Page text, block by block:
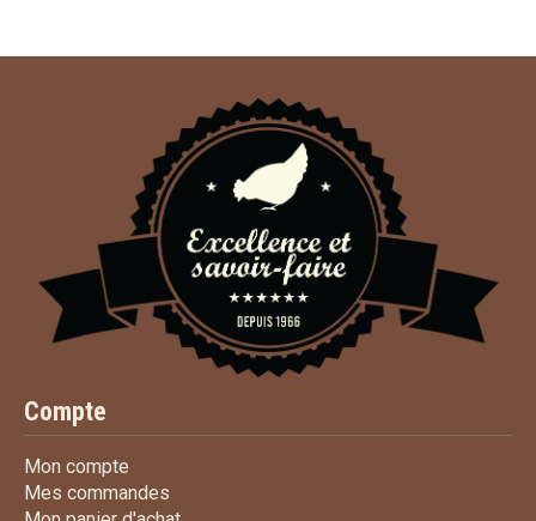
Compte
Mon compte
Mes commandes